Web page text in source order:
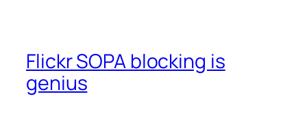
Flickr SOPA blocking is
genius